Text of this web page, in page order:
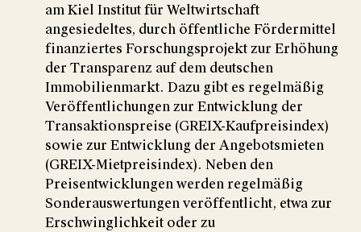
am Kiel Institut für Weltwirtschaft
angesiedeltes, durch öffentliche Fördermittel
finanziertes Forschungsprojekt zur Erhöhung
der Transparenz auf dem deutschen
Immobilienmarkt. Dazu gibt es regelmäßig
Veröffentlichungen zur Entwicklung der
Transaktionspreise (GREIX-Kaufpreisindex)
sowie zur Entwicklung der Angebotsmieten
(GREIX-Mietpreisindex). Neben den
Preisentwicklungen werden regelmäßig
Sonderauswertungen veröffentlicht, etwa zur
Erschwinglichkeit oder zu